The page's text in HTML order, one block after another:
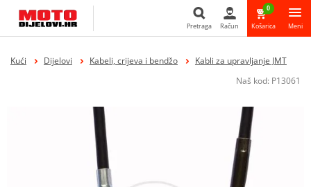
Pretraga
Pretraga Račun
0
Košarica Meni
Kući Dijelovi Kabeli, crijeva i bendžo
Kabli za upravljanje JMT
Naš kod: P13061